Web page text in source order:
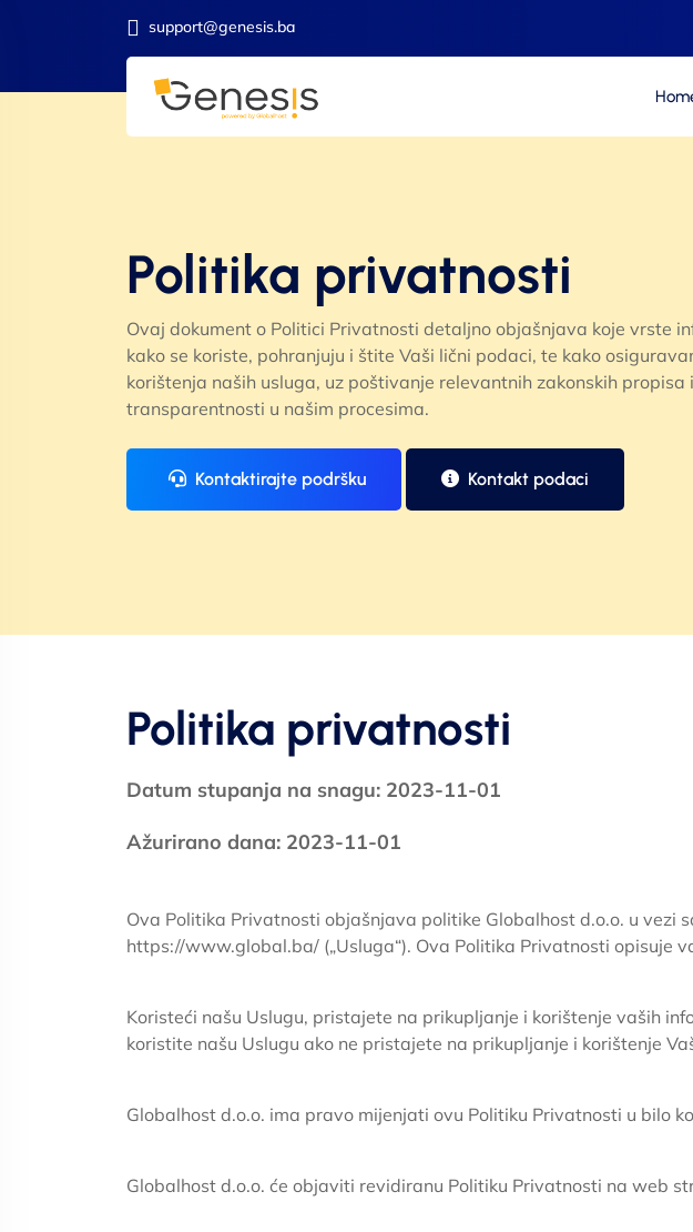
support@genesis.ba
Politika privatnosti
Ovaj dokument o Politici Privatnosti detaljno objašnjava koje vrste
kako se koriste, pohranjuju i štite Vaši lični podaci, te kako
korištenja naših usluga, uz poštivanje relevantnih zakonskih
transparentnosti u našim procesima.
Kontaktirajte podršku Kontakt podaci
Politika privatnosti
Datum stupanja na snagu: 2023-11-01
Ažurirano dana: 2023-11-01
Ova Politika Privatnosti objašnjava politike Globalhost d.o.o. u
https://www.global.ba/ („Usluga“). Ova Politika Privatnosti opisuje
Koristeći našu Uslugu, pristajete na prikupljanje i korištenje vaših
koristite našu Uslugu ako ne pristajete na prikupljanje i korištenje
Globalhost d.o.o. ima pravo mijenjati ovu Politiku Privatnosti u bilo
Globalhost d.o.o. će objaviti revidiranu Politiku Privatnosti na web